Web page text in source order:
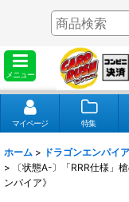
メニュー
マイページ 特集
ホーム > ドラゴンエンパイア
>
〔状態A-〕「RRR仕様」
ンパイア》